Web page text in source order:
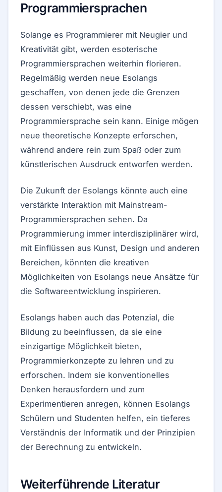
Programmiersprachen
Solange es Programmierer mit Neugier und
Kreativität gibt, werden esoterische
Programmiersprachen weiterhin florieren.
Regelmäßig werden neue Esolangs
geschaffen, von denen jede die Grenzen
dessen verschiebt, was eine
Programmiersprache sein kann. Einige mögen
neue theoretische Konzepte erforschen,
während andere rein zum Spaß oder zum
künstlerischen Ausdruck entworfen werden.
Die Zukunft der Esolangs könnte auch eine
verstärkte Interaktion mit Mainstream-
Programmiersprachen sehen. Da
Programmierung immer interdisziplinärer wird,
mit Einflüssen aus Kunst, Design und anderen
Bereichen, könnten die kreativen
Möglichkeiten von Esolangs neue Ansätze für
die Softwareentwicklung inspirieren.
Esolangs haben auch das Potenzial, die
Bildung zu beeinflussen, da sie eine
einzigartige Möglichkeit bieten,
Programmierkonzepte zu lehren und zu
erforschen. Indem sie konventionelles
Denken herausfordern und zum
Experimentieren anregen, können Esolangs
Schülern und Studenten helfen, ein tieferes
Verständnis der Informatik und der Prinzipien
der Berechnung zu entwickeln.
Weiterführende Literatur